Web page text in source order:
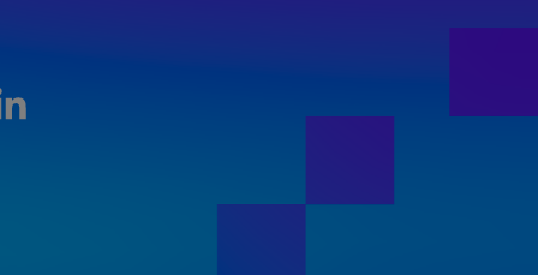
LinkedIn